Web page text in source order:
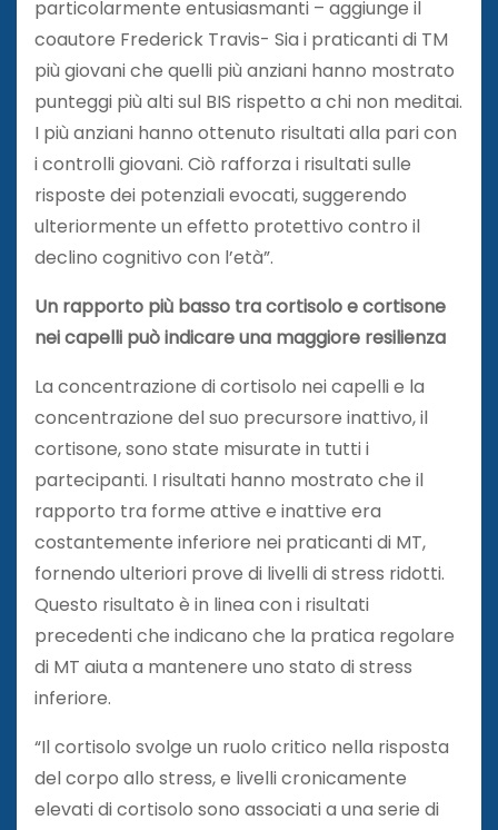
particolarmente entusiasmanti – aggiunge il
coautore Frederick Travis- Sia i praticanti di TM
più giovani che quelli più anziani hanno mostrato
punteggi più alti sul BIS rispetto a chi non meditai.
I più anziani hanno ottenuto risultati alla pari con
i controlli giovani. Ciò rafforza i risultati sulle
risposte dei potenziali evocati, suggerendo
ulteriormente un effetto protettivo contro il
declino cognitivo con l’età”.
Un rapporto più basso tra cortisolo e cortisone
nei capelli può indicare una maggiore resilienza
La concentrazione di cortisolo nei capelli e la
concentrazione del suo precursore inattivo, il
cortisone, sono state misurate in tutti i
partecipanti. I risultati hanno mostrato che il
rapporto tra forme attive e inattive era
costantemente inferiore nei praticanti di MT,
fornendo ulteriori prove di livelli di stress ridotti.
Questo risultato è in linea con i risultati
precedenti che indicano che la pratica regolare
di MT aiuta a mantenere uno stato di stress
inferiore.
“Il cortisolo svolge un ruolo critico nella risposta
del corpo allo stress, e livelli cronicamente
elevati di cortisolo sono associati a una serie di